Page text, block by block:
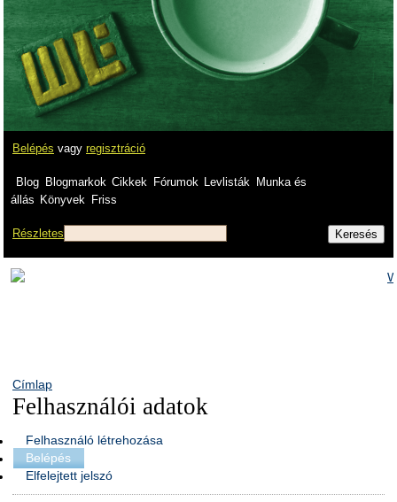
Belépés vagy regisztráció
Blog Blogmarkok Cikkek Fórumok Levlisták
Munka és
állás Könyvek Friss
Részletes
Címlap
Felhasználói adatok
Felhasználó létrehozása
Belépés
Elfelejtett jelszó